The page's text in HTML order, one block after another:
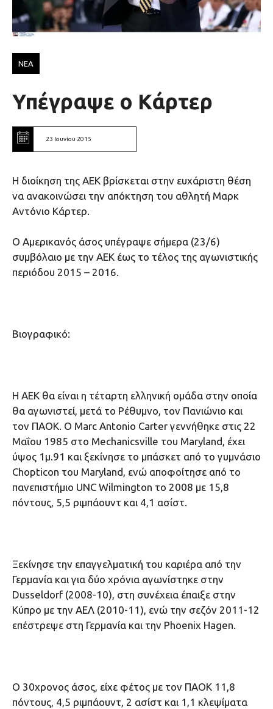
ΝΕΑ
Υπέγραψε ο Κάρτερ
23 Ιουνίου 2015
H διοίκηση της ΑΕΚ βρίσκεται στην ευχάριστη θέση
να ανακοινώσει την απόκτηση του αθλητή Μαρκ
Αντόνιο Κάρτερ.
Ο Αμερικανός άσος υπέγραψε σήμερα (23/6)
συμβόλαιο με την ΑΕΚ έως το τέλος της αγωνιστικής
περιόδου 2015 – 2016.
Βιογραφικό:
H AEK θα είναι η τέταρτη ελληνική ομάδα στην οποία
θα αγωνιστεί, μετά το Ρέθυμνο, τον Πανιώνιο και
τον ΠΑΟΚ. Ο Marc Antonio Carter γεννήθηκε στις 22
Μαΐου 1985 στο Mechanicsville του Maryland, έχει
ύψος 1μ.91 και ξεκίνησε το μπάσκετ από το γυμνάσιο
Chopticon του Maryland, ενώ αποφοίτησε από το
πανεπιστήμιο UNC Wilmington το 2008 με 15,8
πόντους, 5,5 ριμπάουντ και 4,1 ασίστ.
Ξεκίνησε την επαγγελματική του καριέρα από την
Γερμανία και για δύο χρόνια αγωνίστηκε στην
Dusseldorf (2008-10), στη συνέχεια έπαιξε στην
Κύπρο με την ΑΕΛ (2010-11), ενώ την σεζόν 2011-12
επέστρεψε στη Γερμανία και την Phoenix Hagen.
Ο 30χρονος άσος, είχε φέτος με τον ΠΑΟΚ 11,8
πόντους, 4,5 ριμπάουντ, 2 ασίστ και 1,1 κλεψίματα